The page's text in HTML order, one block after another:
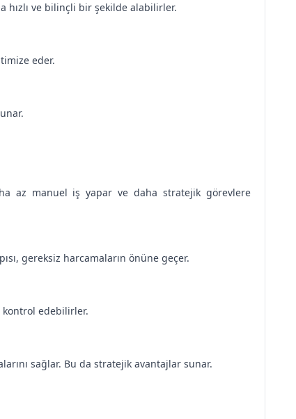
hızlı ve bilinçli bir şekilde alabilirler.
eder.
az manuel iş yapar ve daha stratejik görevlere
gereksiz harcamaların önüne geçer.
kontrol edebilirler.
sağlar. Bu da stratejik avantajlar sunar.